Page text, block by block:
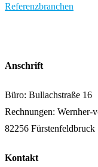
Referenzbranchen
Anschrift
Büro: Bullachstraße 16
Rechnungen: Wernher-
82256 Fürstenfeldbruck
Kontakt